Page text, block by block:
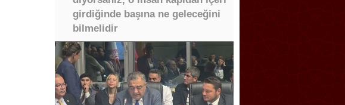
girdiğinde başına ne geleceğini
bilmelidir